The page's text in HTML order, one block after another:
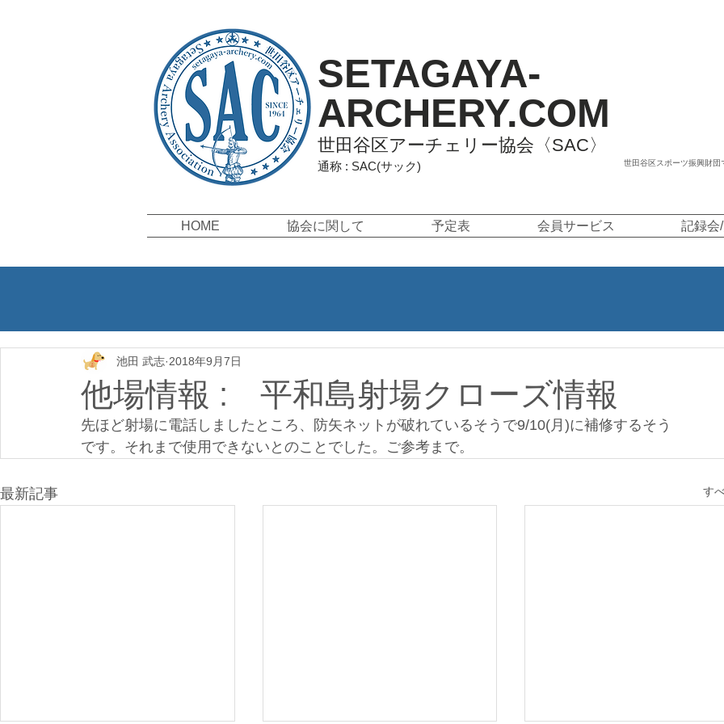
SETAGAYA-
ARCHERY.COM
世田谷区アーチェリー協会〈SAC〉
世田谷区スポーツ振興財
通称 : SAC(サック)
HOME 協会に関して 予定表 会員サービス 記録会
他場情報 : 平和島射場クローズ情報
池田 武志 2018年9月7日
先ほど射場に電話しましたところ、防矢ネットが破れているそうで9/10(月)に補修するそう
です。それまで使用できないとのことでした。ご参考まで。
最新記事 す